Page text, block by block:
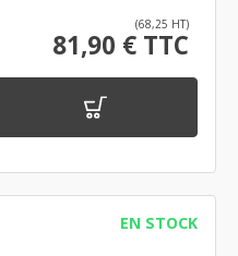
(68,25 HT)
81,90 € TTC
EN STOCK